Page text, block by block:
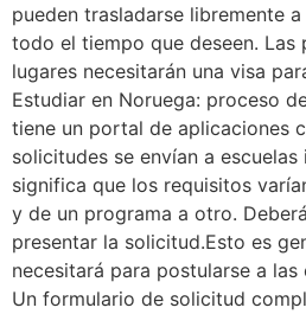
pueden trasladarse libremente
todo el tiempo que deseen. Las
lugares necesitarán una visa
Estudiar en Noruega: proceso
tiene un portal de aplicaciones
solicitudes se envían a escuelas
significa que los requisitos
y de un programa a otro.
presentar la solicitud.Esto es
necesitará para postularse a las
Un formulario de solicitud